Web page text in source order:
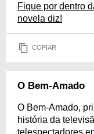
Fique por dentro
novela diz!
COPIAR
O Bem-Amado
O Bem-Amado,
história da
telespectadores